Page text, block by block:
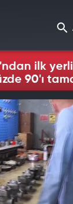
ilk yerli
90'ı